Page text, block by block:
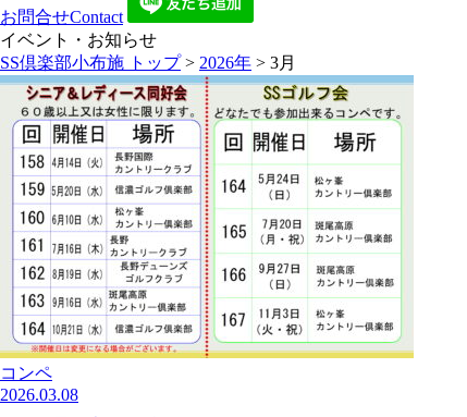
お問合せContact
イベント・お知らせ
SS倶楽部小布施 トップ> 2026年 > 3月
コンペ
2026.03.08